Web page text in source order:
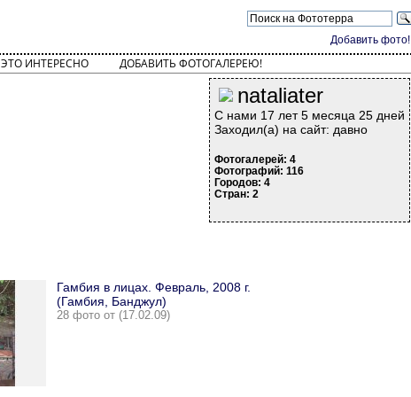
Добавить фото!
ЭТО ИНТЕРЕСНО ДОБАВИТЬ ФОТОГАЛЕРЕЮ!
nataliater
С нами 17 лет 5 месяца 25 дней
Заходил(а) на сайт: давно
Фотогалерей: 4
Фотографий: 116
Городов: 4
Стран: 2
Гамбия в лицах. Февраль, 2008 г.
(Гамбия, Банджул)
28 фото от (17.02.09)